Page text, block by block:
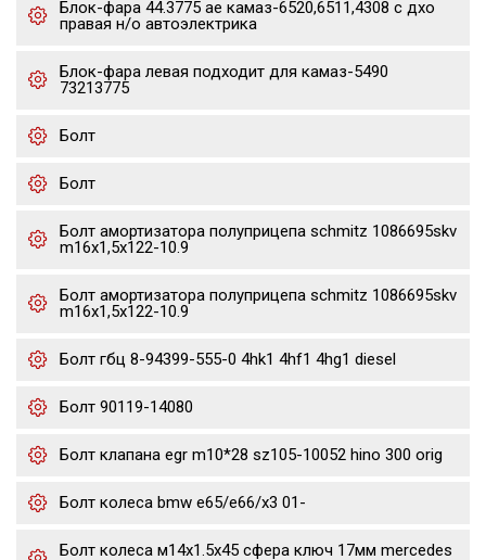
Блок-фара 44.3775 ae камаз-6520,6511,4308 с дхо
правая н/о автоэлектрика
Блок-фара левая подходит для камаз-5490
73213775
Болт
Болт
Болт амортизатора полуприцепа schmitz 1086695skv
m16x1,5х122-10.9
Болт амортизатора полуприцепа schmitz 1086695skv
m16x1,5х122-10.9
Болт гбц 8-94399-555-0 4hk1 4hf1 4hg1 diesel
Болт 90119-14080
Болт клапана egr m10*28 sz105-10052 hino 300 orig
Болт колеса bmw e65/e66/x3 01-
Болт колеса м14х1.5х45 сфера ключ 17мм mercedes